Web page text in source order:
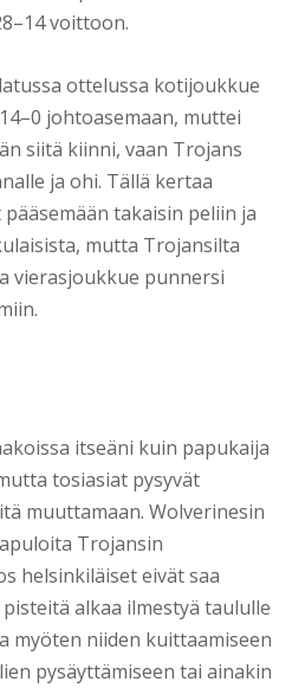
voittoon.
ottelussa kotijoukkue
johtoasemaan, muttei
siitä kiinni, vaan Trojans
ja ohi. Tällä kertaa
takaisin peliin ja
mutta Trojansilta
vierasjoukkue punnersi
itseäni kuin papukaija
tosiasiat pysyvät
muuttamaan. Wolverinesin
Trojansin
helsinkiläiset eivät saa
alkaa ilmestyä taululle
myöten niiden kuittaamiseen
pysäyttämiseen tai ainakin